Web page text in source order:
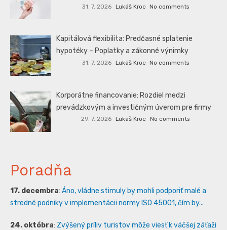
31. 7. 2026 Lukáš Kroc No comments
Kapitálová flexibilita: Predčasné splatenie
hypotéky – Poplatky a zákonné výnimky
31. 7. 2026 Lukáš Kroc No comments
Korporátne financovanie: Rozdiel medzi
prevádzkovým a investičným úverom pre firmy
29. 7. 2026 Lukáš Kroc No comments
Poradňa
17. decembra: Áno, vládne stimuly by mohli podporiť malé a
stredné podniky v implementácii normy ISO 45001, čím by...
24. októbra: Zvýšený príliv turistov môže viesť k väčšej záťaži